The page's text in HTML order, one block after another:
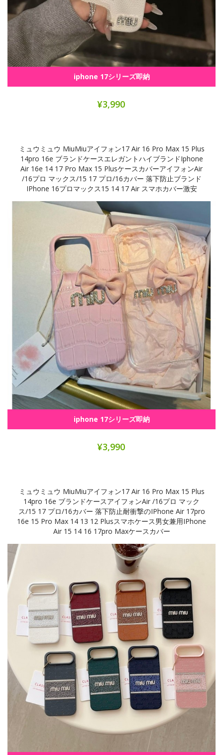
iphone 17シリーズ即納
¥3,990
ミュウミュウ MiuMiuアイフォン17 Air 16 Pro Max 15 Plus
14pro 16e ブランドケースエレガントハイブランドiphone
Air 16e 14 17 Pro Max 15 PlusケースカバーアイフォンAir
/16プロ マックス/15 17 プロ/16カバー 落下防止ブランド
IPhone 16プロマックス15 14 17 Air スマホカバー激安
iphone 17シリーズ即納
¥3,990
ミュウミュウ MiuMiuアイフォン17 Air 16 Pro Max 15 Plus
14pro 16e ブランドケースアイフォンAir /16プロ マック
ス/15 17 プロ/16カバー 落下防止耐衝撃のiPhone Air 17pro
16e 15 Pro Max 14 13 12 Plusスマホケース男女兼用iPhone
Air 15 14 16 17pro Maxケースカバー